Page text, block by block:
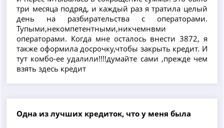
три месяца подряд, и каждый раз я тратила целый
день на разбирательства с операторами.
Тупыми,некомпетентными,никчемнвми
операторами. Когда мне осталось внести 3872, я
также оформила досрочку,чтобы закрыть кредит. И
тут комбо-ее удалили!!!!думайте сами ,прежде чем
взять здесь кредит
Одна из лучших кредиток, что у меня была